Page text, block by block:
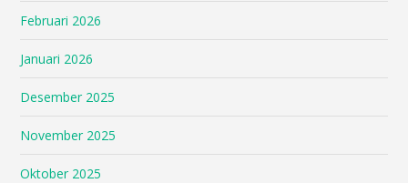
Februari 2026
Januari 2026
Desember 2025
November 2025
Oktober 2025